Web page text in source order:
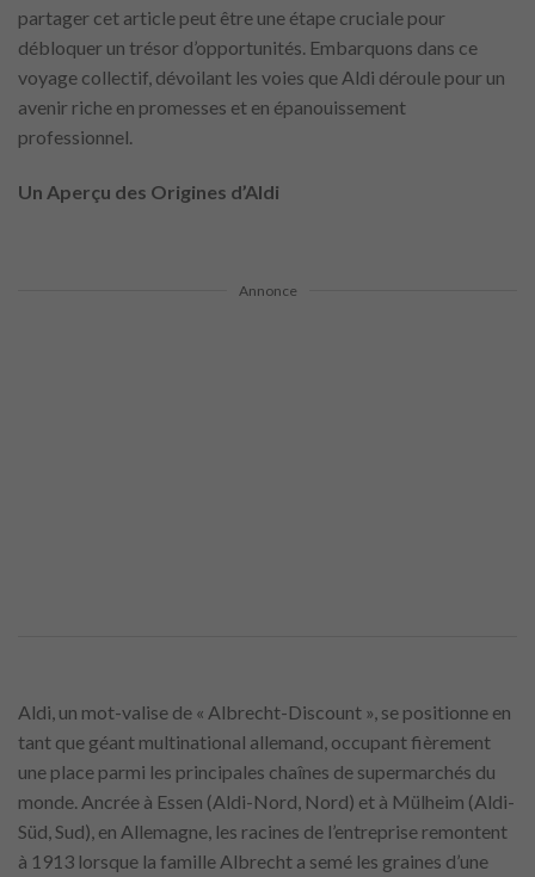
partager cet article peut être une étape cruciale pour
débloquer un trésor d’opportunités. Embarquons dans ce
voyage collectif, dévoilant les voies que Aldi déroule pour un
avenir riche en promesses et en épanouissement
professionnel.
Un Aperçu des Origines d’Aldi
Annonce
Aldi, un mot-valise de « Albrecht-Discount », se positionne en
tant que géant multinational allemand, occupant fièrement
une place parmi les principales chaînes de supermarchés du
monde. Ancrée à Essen (Aldi-Nord, Nord) et à Mülheim (Aldi-
Süd, Sud), en Allemagne, les racines de l’entreprise remontent
à 1913 lorsque la famille Albrecht a semé les graines d’une